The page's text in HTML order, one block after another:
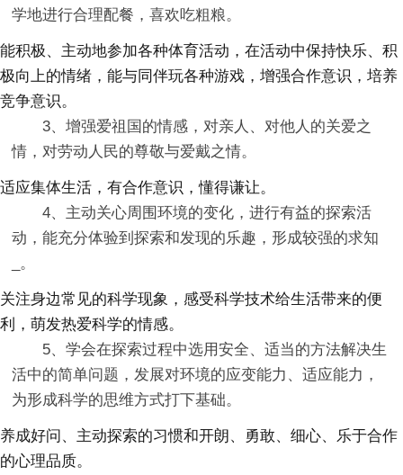
学地进行合理配餐，喜欢吃粗粮。
能积极、主动地参加各种体育活动，在活动中保持快乐、积
极向上的情绪，能与同伴玩各种游戏，增强合作意识，培养
竞争意识。
3、增强爱祖国的情感，对亲人、对他人的关爱之
情，对劳动人民的尊敬与爱戴之情。
适应集体生活，有合作意识，懂得谦让。
4、主动关心周围环境的变化，进行有益的探索活
动，能充分体验到探索和发现的乐趣，形成较强的求知
_。
关注身边常见的科学现象，感受科学技术给生活带来的便
利，萌发热爱科学的情感。
5、学会在探索过程中选用安全、适当的方法解决生
活中的简单问题，发展对环境的应变能力、适应能力，
为形成科学的思维方式打下基础。
养成好问、主动探索的习惯和开朗、勇敢、细心、乐于合作
的心理品质。